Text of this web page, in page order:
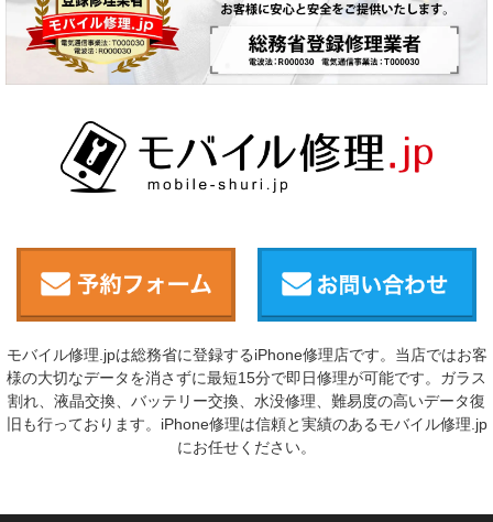
モバイル修理.jpは総務省に登録するiPhone修理店です。当店ではお客
様の大切なデータを消さずに最短15分で即日修理が可能です。ガラス
割れ、液晶交換、バッテリー交換、水没修理、難易度の高いデータ復
旧も行っております。iPhone修理は信頼と実績のあるモバイル修理.jp
にお任せください。